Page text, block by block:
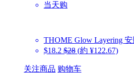
当天购
THOME Glow Layering
$18.2 $28 (約 ¥122.67)
关注商品 购物车